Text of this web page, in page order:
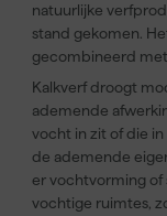
natuurlijke
stand gekomen.
gecombineerd
Kalkverf droogt
ademende
vocht in zit of die
de ademende
er vochtvorming of
vochtige ruimtes,